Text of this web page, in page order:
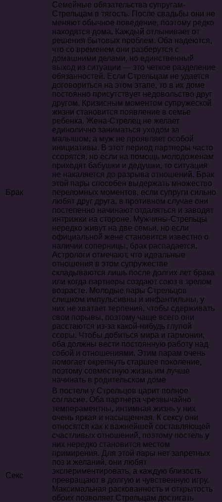
Брак
Семейные обязательства супругам-
Стрельцам в тягость. После свадьбы они не
меняют обычное поведение, поэтому редко
находятся дома. Каждый отлынивает от
решения бытовых проблем. Оба надеются,
что со временем они разберутся с
домашними делами, но единственный
выход из ситуации — это четкое разделение
обязанностей. Если Стрельцам не удается
договориться на этом этапе, то в их доме
постоянно присутствует недовольство друг
другом. Кризисным моментом супружеской
жизни становится появление в семье
ребенка. Жена-Стрелец не желает
единолично заниматься уходом за
малышом, а муж не проявляет особой
инициативы. В этот период партнеры часто
ссорятся, но если на помощь молодоженам
приходят бабушки и дедушки, то ситуация
не накаляется до разрыва отношений. Брак
этой пары способен выдержать множество
переломных моментов, если супруги сильно
любят друг друга, в противном случае они
постепенно начинают отдаляться и заводят
интрижки на стороне. Мужчины-Стрельцы
нередко живут на две семьи, но если
официальной жене становится известно о
наличии соперницы, брак распадается.
Астрологи отмечают, что идеальные
отношения в этом супружестве
складываются лишь после долгих лет брака
или когда партнеры создают союз в зрелом
возрасте. Молодые пары Стрельцов
слишком импульсивны и инфантильны, у
них не хватает терпения, чтобы сдерживать
свои порывы, поэтому чаще всего они
расстаются из-за какой-нибудь глупой
ссоры. Чтобы добиться мира и гармонии,
оба должны вести постоянную работу над
собой и отношениями. Этим парам очень
помогает окрепнуть старшее поколение,
поэтому совместную жизнь им лучше
начинать в родительском доме
Секс
В постели у Стрельцов царит полное
согласие. Оба партнера чрезвычайно
темпераментны, интимная жизнь у них
очень яркая и насыщенная. К сексу они
относятся как к важнейшей составляющей
счастливых отношений, поэтому постель у
них нередко становится местом
примирения. Для этой пары нет запретных
поз и желаний, они любят
экспериментировать, а каждую близость
превращают в долгую и чувственную игру.
Максимальная раскованность и открытость
обоих позволяет Стрельцам достигать